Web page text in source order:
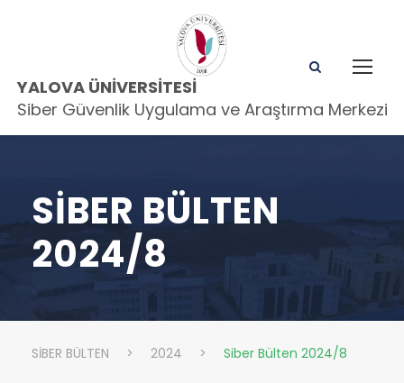
YALOVA ÜNIVERSITESI
Siber Güvenlik Uygulama ve Araştırma Merkezi
SIBER BÜLTEN
2024/8
SİBER BÜLTEN > 2024 > Siber Bülten 2024/8